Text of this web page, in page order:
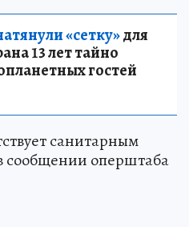
«сетку»для
13 лет тайно
гостей
санитарным
сообщении оперштаба